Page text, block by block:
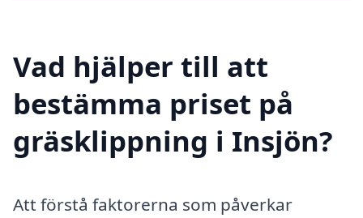
Vad hjälper till att
bestämma priset på
gräsklippning i Insjön?
Att förstå faktorerna som påverkar